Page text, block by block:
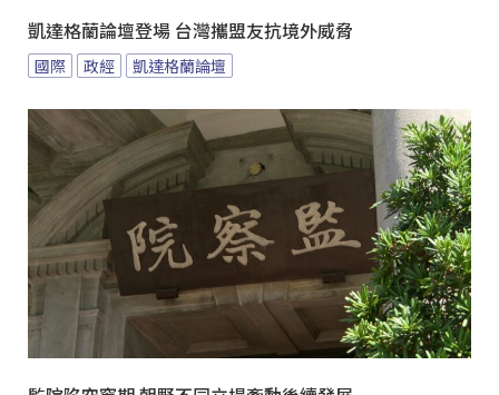
凱達格蘭論壇登場 台灣攜盟友抗境外威脅
國際 政經 凱達格蘭論壇